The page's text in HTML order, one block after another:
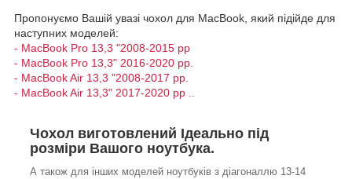
Пропонуємо Вашій увазі чохол для MacBook, який підійде для
наступних моделей:
- MacBook Pro 13,3 "2008-2015 рр
- MacBook Pro 13,3" 2016-2020 рр.
- MacBook Air 13,3 "2008-2017 рр.
- MacBook Air 13,3" 2017-2020 рр ..
Чохол виготовлений Ідеально під
розміри Вашого ноутбука.
А також для інших моделей ноутбуків з діагоналлю 13-14